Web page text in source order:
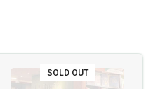
SOLD OUT